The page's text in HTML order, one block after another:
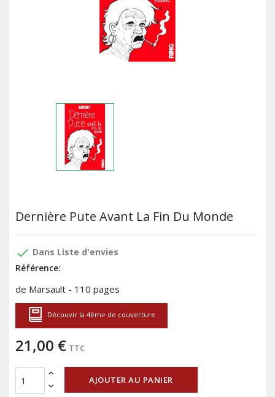
Dernière Pute Avant La Fin Du Monde
done Dans Liste d'envies
Référence:
de Marsault - 110 pages
Découvir la 4ème de couverture
21,00 € TTC
AJOUTER AU PANIER